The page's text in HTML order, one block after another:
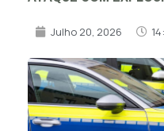
Julho 20, 2026